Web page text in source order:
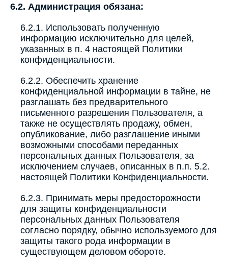
6.2. Администрация обязана:
6.2.1. Использовать полученную
информацию исключительно для целей,
указанных в п. 4 настоящей Политики
конфиденциальности.
6.2.2. Обеспечить хранение
конфиденциальной информации в тайне, не
разглашать без предварительного
письменного разрешения Пользователя, а
также не осуществлять продажу, обмен,
опубликование, либо разглашение иными
возможными способами переданных
персональных данных Пользователя, за
исключением случаев, описанных в п.п. 5.2.
настоящей Политики Конфиденциальности.
6.2.3. Принимать меры предосторожности
для защиты конфиденциальности
персональных данных Пользователя
согласно порядку, обычно используемого для
защиты такого рода информации в
существующем деловом обороте.